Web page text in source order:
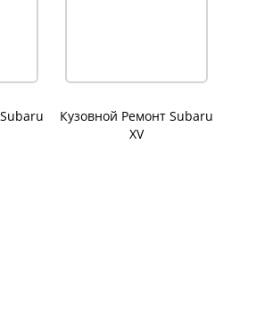
Кузовной Ремонт Subaru
XV